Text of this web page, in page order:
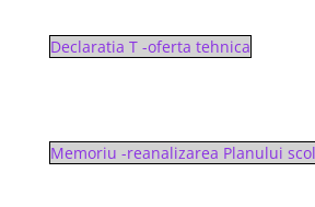
Declaratia T -oferta tehnica
Memoriu -reanalizarea Planului